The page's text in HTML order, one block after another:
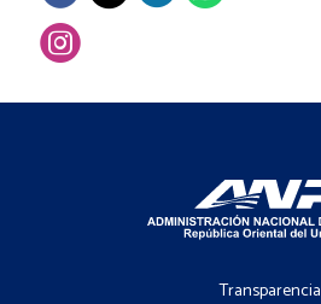
-
Transparencia